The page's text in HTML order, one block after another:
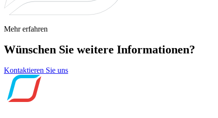
Mehr erfahren
Wünschen Sie weitere Informationen?
Kontaktieren Sie uns